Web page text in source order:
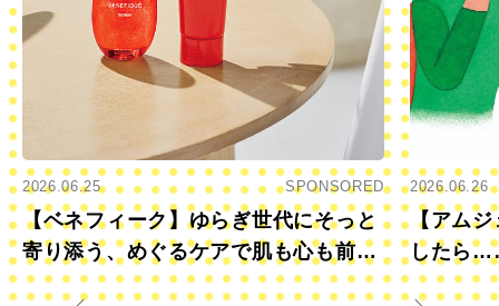
2026.06.25 SPONSORED
【ベネフィーク】ゆらぎ世代にそっと
寄り添う、めぐるケアで肌も心も前向
きに
2026.06.26
【アムジ
したら
すか？